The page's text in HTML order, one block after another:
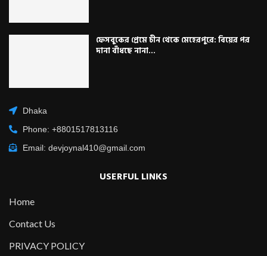
ফেসবুকের প্রেমে চীন থেকে মেহেরপুরে: বিয়ের পর
দানা বাঁধছে নানা...
Dhaka
Phone: +8801517813116
Email: devjoynal410@gmail.com
USERFUL LINKS
Home
Contact Us
PRIVACY POLICY